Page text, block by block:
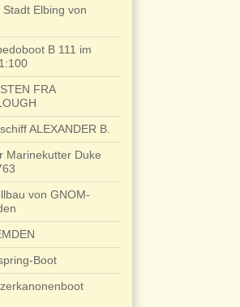
Stadt Elbing von
B 111 im
FRA
ALEXANDER B.
Marinekutter Duke
von GNOM-
Boot